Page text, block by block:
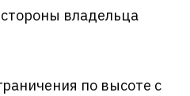
владельца
по высоте с